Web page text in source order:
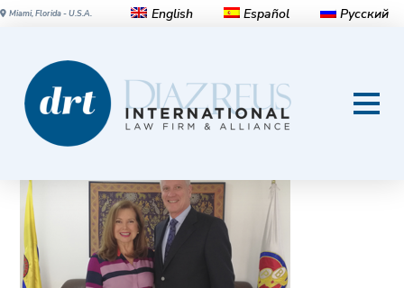
Miami, Florida - U.S.A. English Español Русский
Foro sobre los Mitos y
Realidades de la Lista Clinton